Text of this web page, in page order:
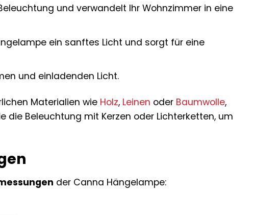
und verwandelt Ihr Wohnzimmer in eine
ein sanftes Licht und sorgt für eine
und einladenden Licht.
Materialien wie Holz, Leinen oder Baumwolle,
die Beleuchtung mit Kerzen oder Lichterketten, um
der Canna Hängelampe: